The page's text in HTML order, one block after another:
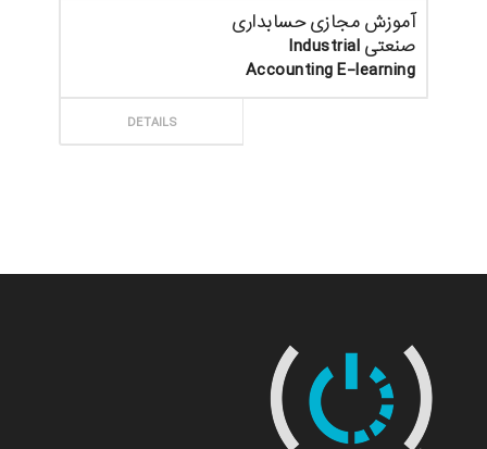
آموزش مجازی حسابداری
صنعتی Industrial
Accounting E-learning
DETAILS